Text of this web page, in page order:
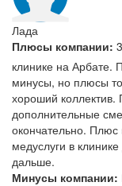
Лада
Плюсы компании:
клинике на Арбате.
минусы, но плюсы
хороший
дополнительные
окончательно.
медуслуги в
дальше.
Минусы компании: